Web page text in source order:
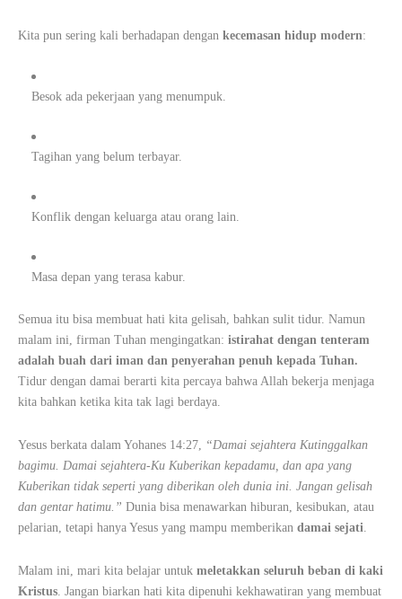
Kita pun sering kali berhadapan dengan kecemasan hidup modern:
Besok ada pekerjaan yang menumpuk.
Tagihan yang belum terbayar.
Konflik dengan keluarga atau orang lain.
Masa depan yang terasa kabur.
Semua itu bisa membuat hati kita gelisah, bahkan sulit tidur. Namun
malam ini, firman Tuhan mengingatkan: istirahat dengan tenteram
adalah buah dari iman dan penyerahan penuh kepada Tuhan.
Tidur dengan damai berarti kita percaya bahwa Allah bekerja menjaga
kita bahkan ketika kita tak lagi berdaya.
Yesus berkata dalam Yohanes 14:27,
“Damai sejahtera Kutinggalkan
bagimu. Damai sejahtera-Ku Kuberikan kepadamu, dan apa yang
Kuberikan tidak seperti yang diberikan oleh dunia ini. Jangan gelisah
dan gentar hatimu.” Dunia bisa menawarkan hiburan, kesibukan, atau
pelarian, tetapi hanya Yesus yang mampu memberikan damai sejati
Malam ini, mari kita belajar untuk meletakkan seluruh beban di kaki
Kristus . Jangan biarkan hati kita dipenuhi kekhawatiran yang membuat